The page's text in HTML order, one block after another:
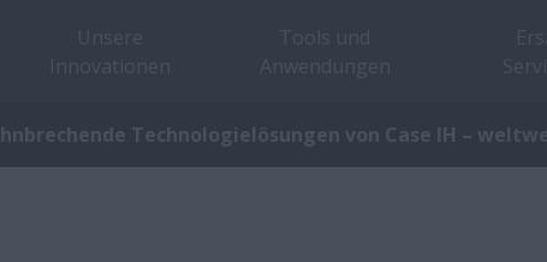
Technologielösungen von Case IH –